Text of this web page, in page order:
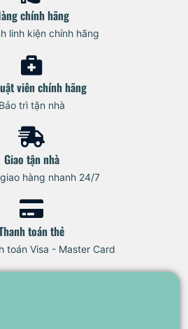
chính hãng
linh kiện chính hãng
viên chính hãng
Bảo trì tận nhà
Giao tận nhà
hàng nhanh 24/7
toán thẻ
toán Visa - Master Card